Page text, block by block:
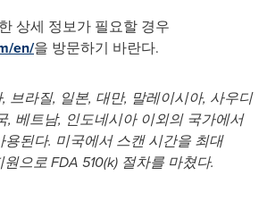
상세 정보가 필요할 경우
en/을 방문하기 바란다.
브라질, 일본, 대만, 말레이시아, 사우디
, 베트남, 인도네시아 이외의 국가에서
용된다. 미국에서 스캔 시간을 최대
으로 FDA 510(k) 절차를 마쳤다.